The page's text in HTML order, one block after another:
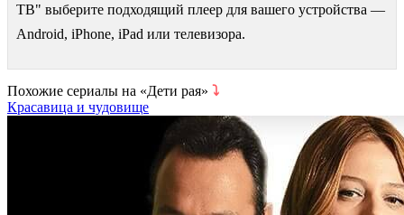
ТВ" выберите подходящий плеер для вашего устройства —
Android, iPhone, iPad или телевизора.
Похожие сериалы на «Дети рая» ⤵
Красавица и чудовище